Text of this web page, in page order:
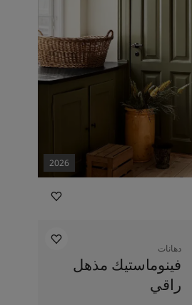
2026
دهانات
فينوماستيك مذهل
راقي